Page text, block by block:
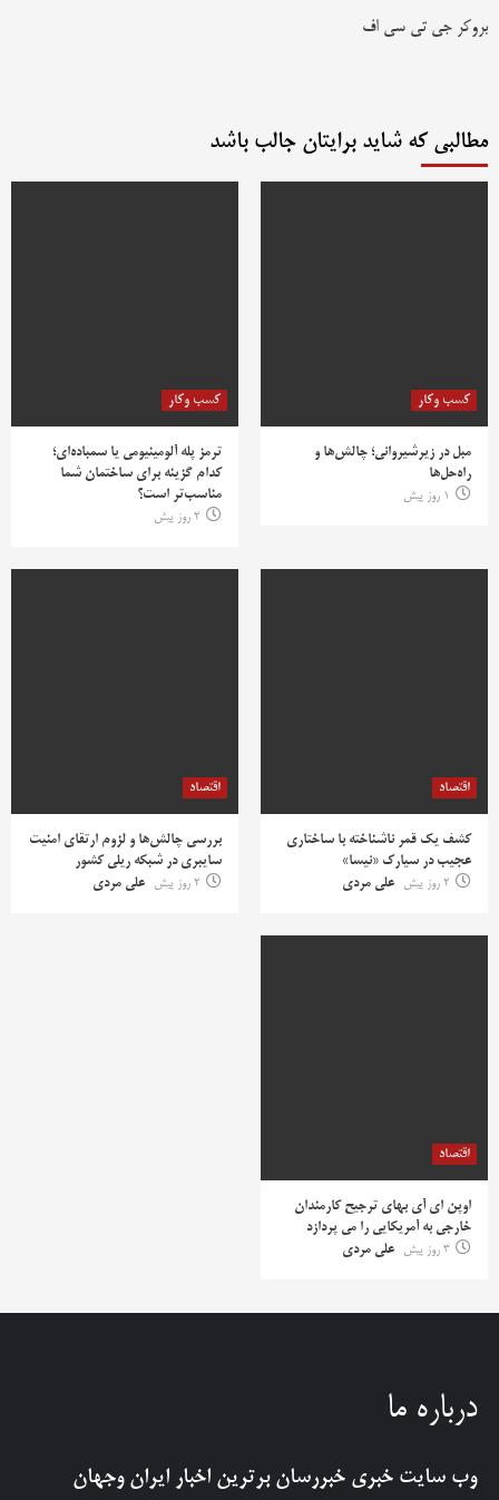
بروکر جی تی سی اف
مطالبی که شاید برایتان جالب باشد
کسب وکار
مبل در زیرشیروانی؛ چالش‌ها و
راه‌حل‌ها
1 روز پیش
کسب وکار
ترمز پله آلومینیومی یا سمباده‌ای؛
کدام گزینه برای ساختمان شما
مناسب‌تر است؟
2 روز پیش
اقتصاد
کشف یک قمر ناشناخته با ساختاری
عجیب در سیارک «نیسا»
2 روز پیش
علی مردی
اقتصاد
بررسی چالش‌ها و لزوم ارتقای امنیت
سایبری در شبکه ریلی کشور
2 روز پیش
علی مردی
اقتصاد
اوپن ای آی بهای ترجیح کارمندان
خارجی به آمریکایی را می پردازد
3 روز پیش
علی مردی
درباره ما
وب سایت خبری خبررسان برترین اخبار ایران وجهان